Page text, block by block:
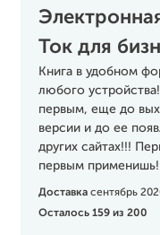
Ток для
Книга в удобном
любого
первым, еще до
версии и до ее
других сайтах!!!
первым применишь!
Доставка сентябрь
Осталось 159 из 200